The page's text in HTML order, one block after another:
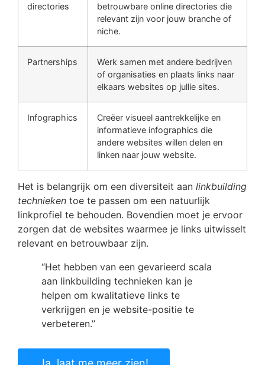
directories
betrouwbare online directories die
relevant zijn voor jouw branche of
niche.
Partnerships
Werk samen met andere bedrijven
of organisaties en plaats links naar
elkaars websites op jullie sites.
Infographics
Creëer visueel aantrekkelijke en
informatieve infographics die
andere websites willen delen en
linken naar jouw website.
Het is belangrijk om een diversiteit aan linkbuilding
technieken toe te passen om een natuurlijk
linkprofiel te behouden. Bovendien moet je ervoor
zorgen dat de websites waarmee je links uitwisselt
relevant en betrouwbaar zijn.
“Het hebben van een gevarieerd scala
aan linkbuilding technieken kan je
helpen om kwalitatieve links te
verkrijgen en je website-positie te
verbeteren.”